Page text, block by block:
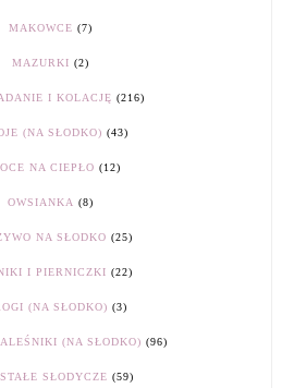
MAKOWCE (7)
MAZURKI (2)
I KOLACJĘ (216)
(NA SŁODKO) (43)
NA CIEPŁO (12)
OWSIANKA (8)
NA SŁODKO (25)
I PIERNICZKI (22)
(NA SŁODKO) (3)
(NA SŁODKO) (96)
SŁODYCZE (59)